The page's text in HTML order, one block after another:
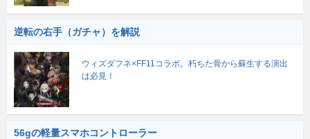
逆転の右手（ガチャ）を解説
ウィズダフネ×FF11コラボ。朽ちた骨から蘇生する演出
は必見！
56gの軽量スマホコントローラー